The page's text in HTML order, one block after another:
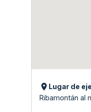
Lugar de
Ribamontán al